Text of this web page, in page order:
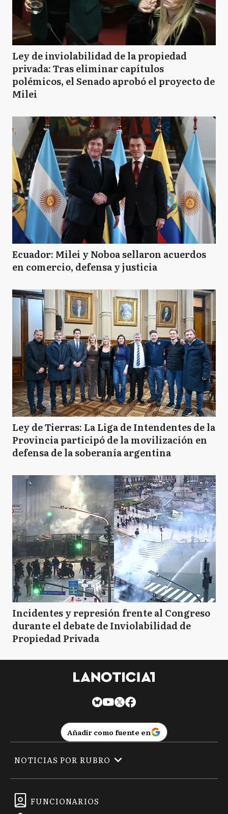
Ley de inviolabilidad de la propiedad
privada: Tras eliminar capítulos
polémicos, el Senado aprobó el proyecto de
Milei
Ecuador: Milei y Noboa sellaron acuerdos
en comercio, defensa y justicia
Ley de Tierras: La Liga de Intendentes de la
Provincia participó de la movilización en
defensa de la soberanía argentina
Incidentes y represión frente al Congreso
durante el debate de Inviolabilidad de
Propiedad Privada
Añadir como fuente en
FUNCIONARIOS
NOTICIAS POR RUBRO